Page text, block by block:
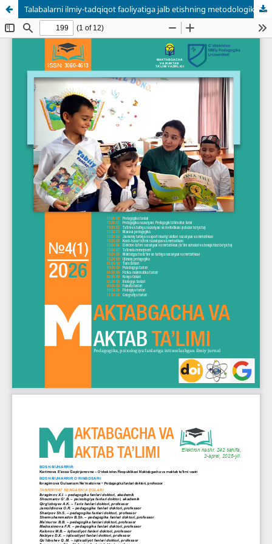
Talabalarni ilmiy-tadqiqot faoliyatiga jalb etishning metodologik asoslari